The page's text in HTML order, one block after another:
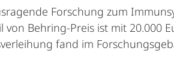
Forschung zum
Behring-Preis ist mit 20.000
fand im